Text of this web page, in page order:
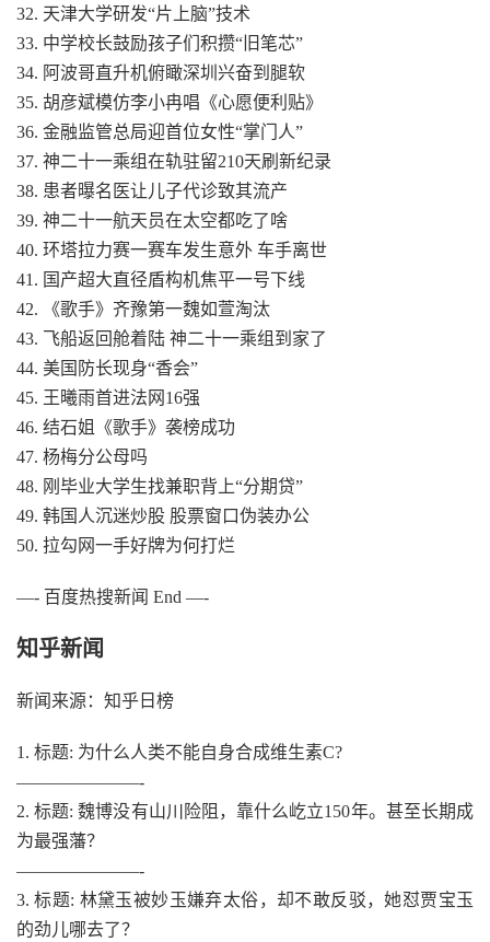
32. 天津大学研发“片上脑”技术
33. 中学校长鼓励孩子们积攒“旧笔芯”
34. 阿波哥直升机俯瞰深圳兴奋到腿软
35. 胡彦斌模仿李小冉唱《心愿便利贴》
36. 金融监管总局迎首位女性“掌门人”
37. 神二十一乘组在轨驻留210天刷新纪录
38. 患者曝名医让儿子代诊致其流产
39. 神二十一航天员在太空都吃了啥
40. 环塔拉力赛一赛车发生意外 车手离世
41. 国产超大直径盾构机焦平一号下线
42. 《歌手》齐豫第一魏如萱淘汰
43. 飞船返回舱着陆 神二十一乘组到家了
44. 美国防长现身“香会”
45. 王曦雨首进法网16强
46. 结石姐《歌手》袭榜成功
47. 杨梅分公母吗
48. 刚毕业大学生找兼职背上“分期贷”
49. 韩国人沉迷炒股 股票窗口伪装办公
50. 拉勾网一手好牌为何打烂
—- 百度热搜新闻 End —-
知乎新闻
新闻来源：知乎日榜
1. 标题: 为什么人类不能自身合成维生素C?
———————-
2. 标题: 魏博没有山川险阻，靠什么屹立150年。甚至长期成
为最强藩？
———————-
3. 标题: 林黛玉被妙玉嫌弃太俗，却不敢反驳，她怼贾宝玉
的劲儿哪去了？